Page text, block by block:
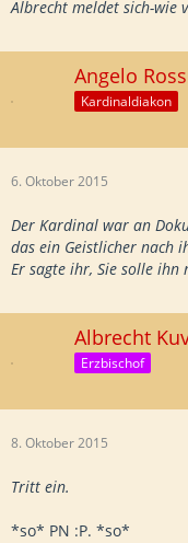
Albrecht meldet sich-wie
Angelo
Kardinaldiakon
6. Oktober 2015
Der Kardinal war an
das ein Geistlicher nach
Er sagte ihr, Sie solle ihn
Albrecht
Erzbischof
8. Oktober 2015
Tritt ein.
*so* PN :P. *so*